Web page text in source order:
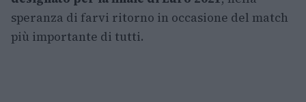
speranza di farvi ritorno in occasione del match
più importante di tutti.